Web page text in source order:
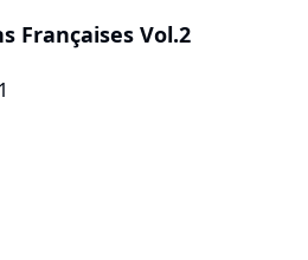
Françaises Vol.2